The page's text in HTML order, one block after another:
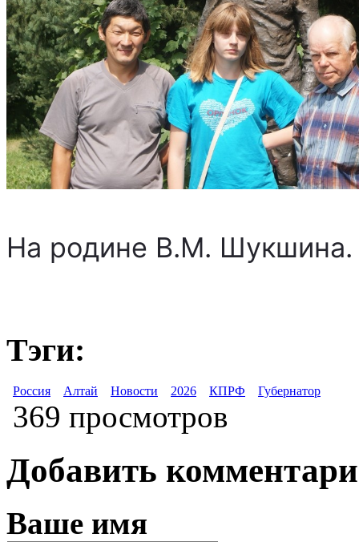
На родине В.М. Шукшина.
Тэги:
Россия Алтай Новости 2026 КПРФ Губернатор
369 просмотров
Добавить
Ваше имя